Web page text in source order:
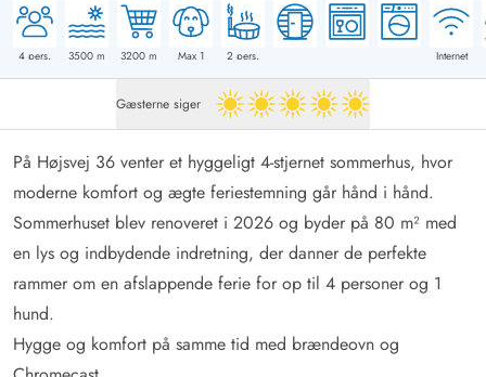
4 pers. 3500 m 3200 m Max 1 2 pers. Internet
Gæsterne siger 5 ud af 5
På Højsvej 36 venter et hyggeligt 4-stjernet sommerhus, hvor
moderne komfort og ægte feriestemning går hånd i hånd.
Sommerhuset blev renoveret i 2026 og byder på 80 m² med
en lys og indbydende indretning, der danner de perfekte
rammer om en afslappende ferie for op til 4 personer og 1
hund.
Hygge og komfort på samme tid med brændeovn og